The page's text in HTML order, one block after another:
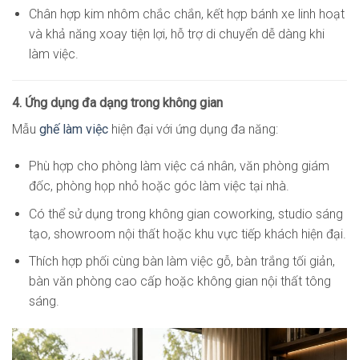
Chân hợp kim nhôm chắc chắn, kết hợp bánh xe linh hoạt
và khả năng xoay tiện lợi, hỗ trợ di chuyển dễ dàng khi
làm việc.
4. Ứng dụng đa dạng trong không gian
Mẫu ghế làm việc hiện đại với ứng dụng đa năng:
Phù hợp cho phòng làm việc cá nhân, văn phòng giám
đốc, phòng họp nhỏ hoặc góc làm việc tại nhà.
Có thể sử dụng trong không gian coworking, studio sáng
tạo, showroom nội thất hoặc khu vực tiếp khách hiện đại.
Thích hợp phối cùng bàn làm việc gỗ, bàn trắng tối giản,
bàn văn phòng cao cấp hoặc không gian nội thất tông
sáng.